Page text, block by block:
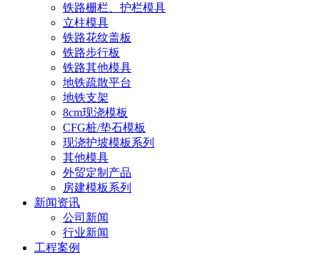
铁路栅栏、护栏模具
立柱模具
铁路花纹盖板
铁路步行板
铁路其他模具
地铁疏散平台
地铁支架
8cm现浇模板
CFG桩/垫石模板
现浇护坡模板系列
其他模具
外贸定制产品
房建模板系列
新闻资讯
公司新闻
行业新闻
工程案例